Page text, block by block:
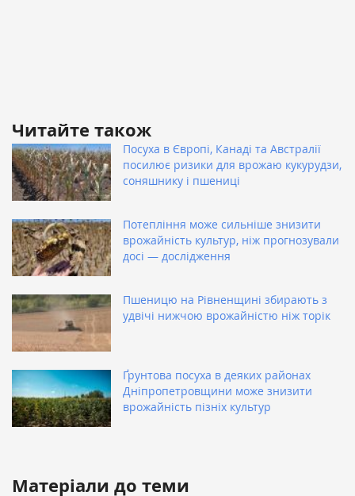
Читайте також
Посуха в Європі, Канаді та Австралії
посилює ризики для врожаю кукурудзи,
соняшнику і пшениці
Потепління може сильніше знизити
врожайність культур, ніж прогнозували
досі — дослідження
Пшеницю на Рівненщині збирають з
удвічі нижчою врожайністю ніж торік
Ґрунтова посуха в деяких районах
Дніпропетровщини може знизити
врожайність пізніх культур
Матеріали до теми